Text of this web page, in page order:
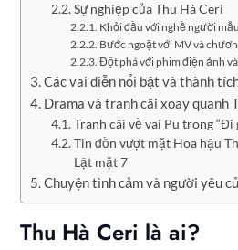
Sự nghiệp của Thu Hà Ceri
Khởi đầu với nghề người
Bước ngoặt với MV và
Đột phá với phim điện ảnh
Các vai diễn nổi bật và thành
Drama và tranh cãi xoay quanh
Tranh cãi về vai Pu trong
Tin đồn vượt mặt Hoa hậu
Lật mặt 7
Chuyện tình cảm và người yêu
Thu Hà Ceri là ai?